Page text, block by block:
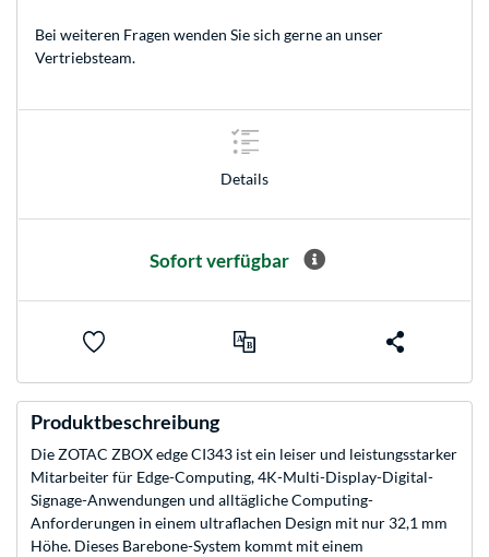
Bei weiteren Fragen wenden Sie sich gerne an unser
Vertriebsteam.
Details
Sofort verfügbar
Produktbeschreibung
Die ZOTAC ZBOX edge CI343 ist ein leiser und leistungsstarker
Mitarbeiter für Edge-Computing, 4K-Multi-Display-Digital-
Signage-Anwendungen und alltägliche Computing-
Anforderungen in einem ultraflachen Design mit nur 32,1 mm
Höhe. Dieses Barebone-System kommt mit einem